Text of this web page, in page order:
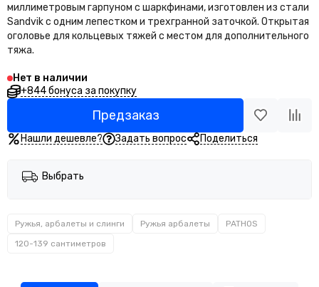
миллиметровым гарпуном с шаркфинами, изготовлен из стали
Sandvik с одним лепестком и трехгранной заточкой. Открытая
оголовье для кольцевых тяжей с местом для дополнительного
тяжа.
Нет в наличии
+844 бонуса за покупку
Предзаказ
Нашли дешевле? Задать вопрос Поделиться
Выбрать
Ружья, арбалеты и слинги Ружья арбалеты
PATHOS
120-139 сантиметров